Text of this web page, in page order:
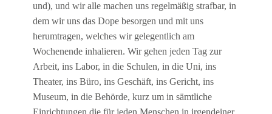
und), und wir alle machen uns regelmäßig strafbar, in
dem wir uns das Dope besorgen und mit uns
herumtragen, welches wir gelegentlich am
Wochenende inhalieren. Wir gehen jeden Tag zur
Arbeit, ins Labor, in die Schulen, in die Uni, ins
Theater, ins Büro, ins Geschäft, ins Gericht, ins
Museum, in die Behörde, kurz um in sämtliche